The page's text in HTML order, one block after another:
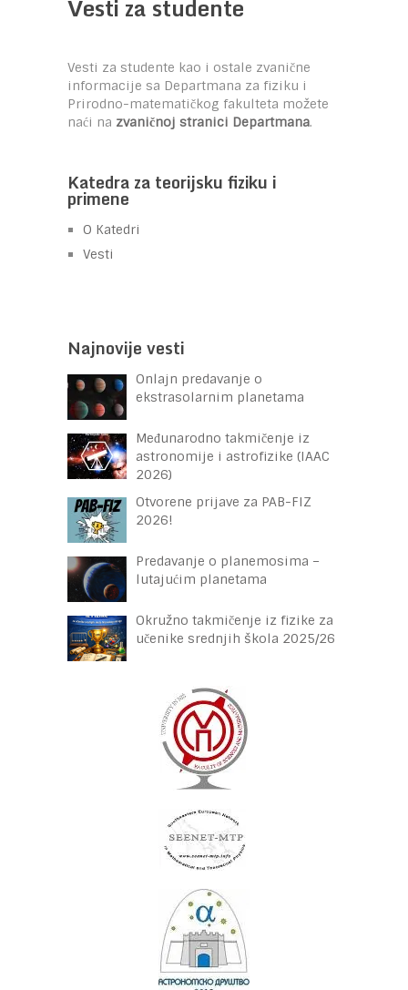
Vesti za studente
Vesti za studente kao i ostale zvanične
informacije sa Departmana za fiziku i
Prirodno-matematičkog fakulteta možete
naći na zvaničnoj stranici Departmana.
Katedra za teorijsku fiziku i
primene
O Katedri
Vesti
Najnovije vesti
Onlajn predavanje o
ekstrasolarnim planetama
Međunarodno takmičenje iz
astronomije i astrofizike (IAAC
2026)
Otvorene prijave za PAB-FIZ
2026!
Predavanje o planemosima –
lutajućim planetama
Okružno takmičenje iz fizike za
učenike srednjih škola 2025/26